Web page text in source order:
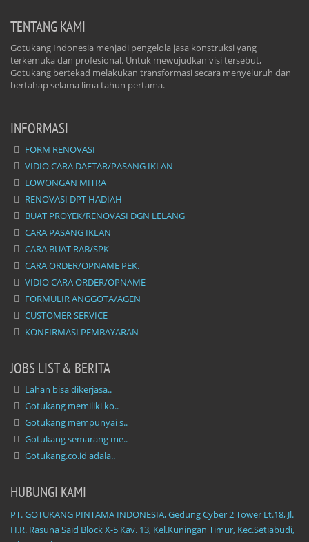
TENTANG KAMI
Gotukang Indonesia menjadi pengelola jasa konstruksi yang
terkemuka dan profesional. Untuk mewujudkan visi tersebut,
Gotukang bertekad melakukan transformasi secara menyeluruh dan
bertahap selama lima tahun pertama.
INFORMASI
FORM RENOVASI
VIDIO CARA DAFTAR/PASANG IKLAN
LOWONGAN MITRA
RENOVASI DPT HADIAH
BUAT PROYEK/RENOVASI DGN LELANG
CARA PASANG IKLAN
CARA BUAT RAB/SPK
CARA ORDER/OPNAME PEK.
VIDIO CARA ORDER/OPNAME
FORMULIR ANGGOTA/AGEN
CUSTOMER SERVICE
KONFIRMASI PEMBAYARAN
JOBS LIST & BERITA
Lahan bisa dikerjasa..
Gotukang memiliki ko..
Gotukang mempunyai s..
Gotukang semarang me..
Gotukang.co.id adala..
HUBUNGI KAMI
PT. GOTUKANG PINTAMA INDONESIA, Gedung Cyber 2 Tower Lt.18, Jl.
H.R. Rasuna Said Block X-5 Kav. 13, Kel.Kuningan Timur, Kec.Setiabudi,